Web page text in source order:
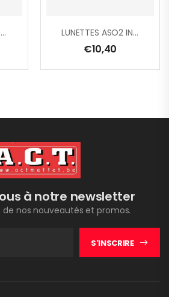
LUNETTES RIMFIRE POLARISÉ LUNETTES ASO2 INCOLORE
€10,40
à notre newsletter
de nos nouveautés et promos.
S'INSCRIRE